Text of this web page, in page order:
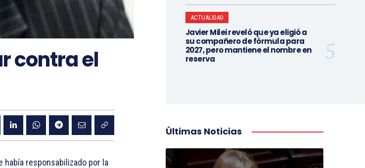
contra el
había responsabilizado por la
ACTUALIDAD
Javier Milei reveló que ya eligió a
su compañero de fórmula para
2027, pero mantiene el nombre en
reserva
Últimas Noticias